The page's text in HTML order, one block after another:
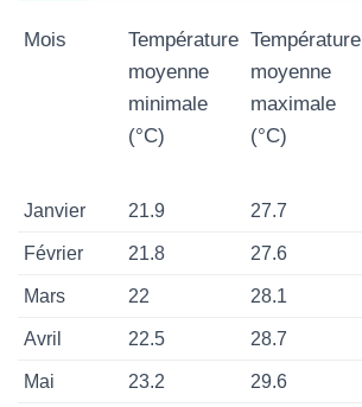
Mois
Température
moyenne
minimale
(°C)
Température
moyenne
maximale
(°C)
Janvier 21.9 27.7
Février 21.8 27.6
Mars 22 28.1
Avril 22.5 28.7
Mai 23.2 29.6